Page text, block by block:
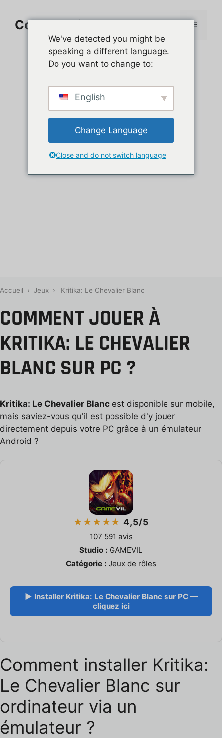
contenuComment jouer sur PC Menu
Accueil › Jeux › Kritika: Le Chevalier Blanc
COMMENT JOUER À
KRITIKA: LE CHEVALIER
BLANC SUR PC ?
Kritika: Le Chevalier Blanc est disponible sur mobile,
mais saviez-vous qu'il est possible d'y jouer
directement depuis votre PC grâce à un émulateur
Android ?
★★★★★ 4,5/5
107 591 avis
Studio : GAMEVIL
Catégorie : Jeux de rôles
▶ Installer Kritika: Le Chevalier Blanc sur PC —
cliquez ici
Comment installer Kritika:
Le Chevalier Blanc sur
ordinateur via un
émulateur ?
We've detected you might be
speaking a different language.
Do you want to change to:
English
Change Language
Close and do not switch language